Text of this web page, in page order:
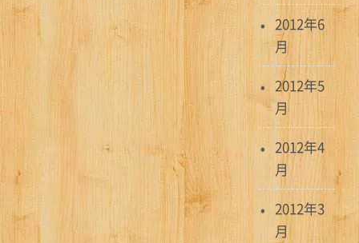
2012年6
月
2012年5
月
2012年4
月
2012年3
月